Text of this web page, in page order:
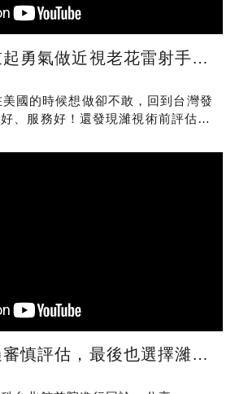
術了！更令她放心的是，原來身邊也有朋友也都在濰視做
國的時候想做卻不敢，回到台灣發
、服務好！還發現濰視術前評估超
後也選擇濰視眼科，一次處理近視與老花！